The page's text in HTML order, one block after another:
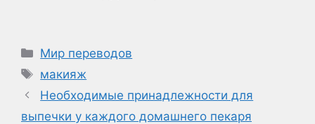
Рубрики
Мир переводов
Метки
макияж
Необходимые принадлежности для
выпечки у каждого домашнего пекаря